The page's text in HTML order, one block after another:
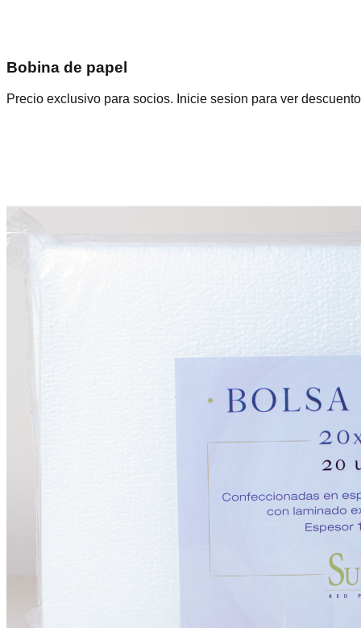
Bobina de papel
Precio exclusivo para socios. Inicie sesion para ver